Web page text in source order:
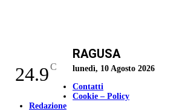
24.9C
RAGUSA
lunedì, 10 Agosto 2026
Contatti
Cookie – Policy
Redazione